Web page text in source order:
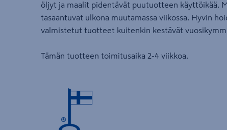
öljyt ja maalit ​pidentävät puutuotteen käyttöikää.
tasaantuvat ulkona muutamassa viikossa. Hyvin
valmistetut tuotteet kuitenkin kestävät
Tämän tuotteen toimitusaika 2-4 viikkoa.